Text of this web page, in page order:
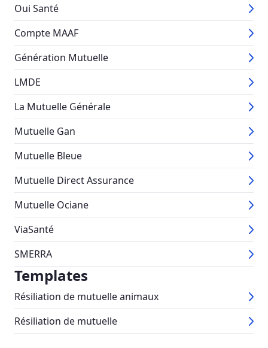
Oui Santé
Compte MAAF
Génération Mutuelle
LMDE
La Mutuelle Générale
Mutuelle Gan
Mutuelle Bleue
Mutuelle Direct Assurance
Mutuelle Ociane
ViaSanté
SMERRA
Templates
Résiliation de mutuelle animaux
Résiliation de mutuelle